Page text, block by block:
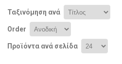
Ταξινόμηση ανά
Order
Προϊόντα ανά σελίδα